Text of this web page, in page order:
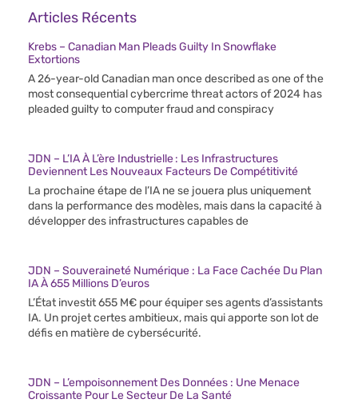
Articles Récents
Krebs – Canadian Man Pleads Guilty In Snowflake
Extortions
A 26-year-old Canadian man once described as one of the
most consequential cybercrime threat actors of 2024 has
pleaded guilty to computer fraud and conspiracy
JDN – L’IA À L’ère Industrielle : Les Infrastructures
Deviennent Les Nouveaux Facteurs De Compétitivité
La prochaine étape de l’IA ne se jouera plus uniquement
dans la performance des modèles, mais dans la capacité à
développer des infrastructures capables de
JDN – Souveraineté Numérique : La Face Cachée Du Plan
IA À 655 Millions D’euros
L’État investit 655 M€ pour équiper ses agents d’assistants
IA. Un projet certes ambitieux, mais qui apporte son lot de
défis en matière de cybersécurité.
JDN – L’empoisonnement Des Données : Une Menace
Croissante Pour Le Secteur De La Santé